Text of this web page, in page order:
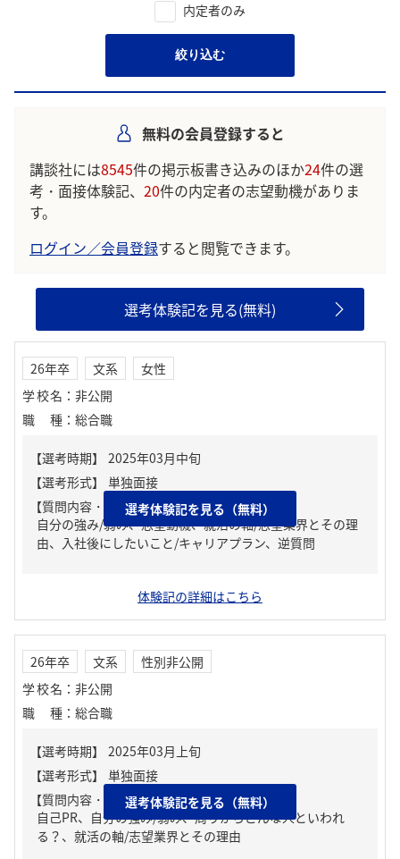
内定者のみ
絞り込む
無料の会員登録すると
講談社には8545件の掲示板書き込みのほか24件の選
考・面接体験記、 20件の内定者の志望動機がありま
す。
ログイン／会員登録すると閲覧できます。
選考体験記を見る(無料)
26年卒 文系
女性
学校名 ： 非公開
職種 ： 総合職
【質問内容・課題】
自分の強み/弱み、志望動機、就活の軸/志望業界とその理
由、入社後にしたいこと/キャリアプラン、逆質問
選考体験記を見る（無料）
体験記の詳細はこちら
26年卒 文系
性別非公開
学校名 ： 非公開
職種 ： 総合職
【質問内容・課題】
自己PR、自分の強み/弱み、周りからどんな人といわれ
る？、就活の軸/志望業界とその理由
選考体験記を見る（無料）